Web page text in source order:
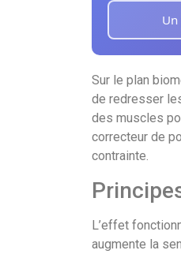
Sur le plan
de redresser
des muscles
correcteur de
contrainte.
L’effet
augmente la